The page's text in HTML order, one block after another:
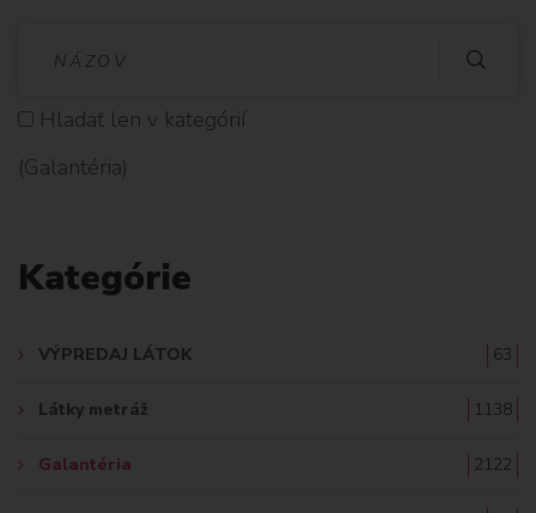
D
Hladať len v kategórií
(Galantéria)
Kategórie
VÝPREDAJ LÁTOK 63
Látky metráž 1138
Galantéria 2122